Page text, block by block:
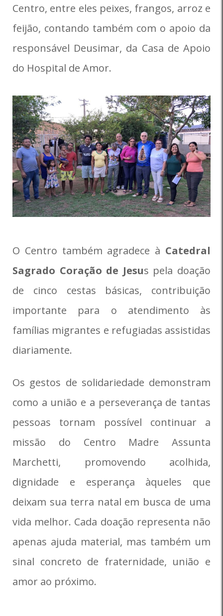
Centro, entre eles peixes, frangos, arroz e
feijão, contando também com o apoio da
responsável Deusimar, da Casa de Apoio
do Hospital de Amor.
O Centro também agradece à Catedral
Sagrado Coração de Jesus pela doação
de cinco cestas básicas, contribuição
importante para o atendimento às
famílias migrantes e refugiadas assistidas
diariamente.
Os gestos de solidariedade demonstram
como a união e a perseverança de tantas
pessoas tornam possível continuar a
missão do Centro Madre Assunta
Marchetti, promovendo acolhida,
dignidade e esperança àqueles que
deixam sua terra natal em busca de uma
vida melhor. Cada doação representa não
apenas ajuda material, mas também um
sinal concreto de fraternidade, união e
amor ao próximo.